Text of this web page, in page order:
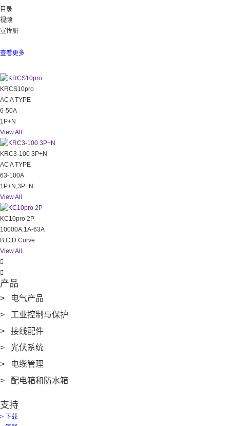
目录
视频
宣传册
查看更多
KRCS10pro
AC A TYPE
6-50A
1P+N
View All
KRC3-100 3P+N
AC A TYPE
63-100A
1P+N,3P+N
View All
KC10pro 2P
10000A,1A-63A
B,C,D Curve
View All


产品
> 电气产品
> 工业控制与保护
> 接线配件
> 光伏系统
> 电缆管理
> 配电箱和防水箱
支持
> 下载